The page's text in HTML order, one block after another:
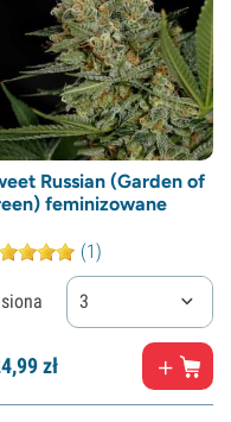
Russian (Garden of
feminizowane
(1)
3
99zł